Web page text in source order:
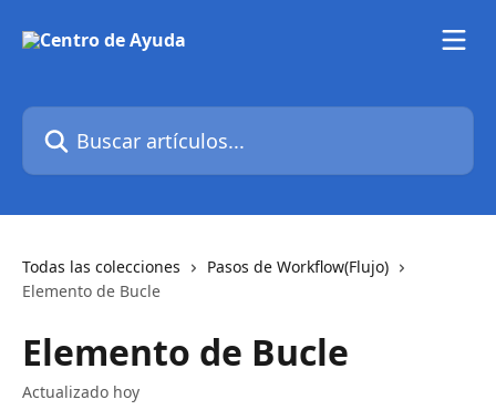
Buscar artículos...
Todas las colecciones
Pasos de Workflow(Flujo)
Elemento de Bucle
Elemento de Bucle
Actualizado hoy